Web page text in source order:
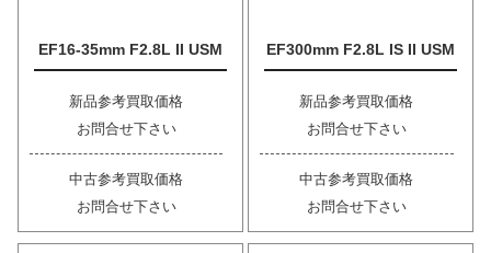
EF16-35mm F2.8L II USM
新品参考買取価格
お問合せ下さい
中古参考買取価格
お問合せ下さい
EF300mm F2.8L IS II USM
新品参考買取価格
お問合せ下さい
中古参考買取価格
お問合せ下さい